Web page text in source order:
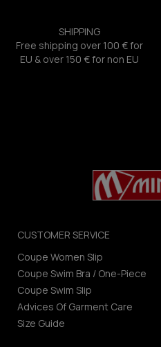
SHIPPING
Free shipping over 100 € for
EU & over 150 € for non EU
CUSTOMER SERVICE
Coupe Women Slip
Coupe Swim Bra / One-Piece
Coupe Swim Slip
Advices Of Garment Care
Size Guide